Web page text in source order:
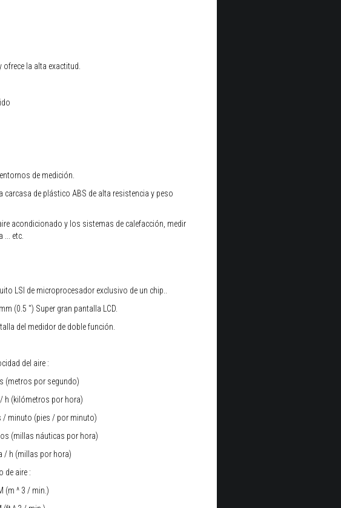
la alta exactitud.
de medición.
de plástico ABS de alta resistencia y peso
acondicionado y los sistemas de calefacción, medir
... etc.
LSI de microprocesador exclusivo de un chip..
(0.5 ") Super gran pantalla LCD.
del medidor de doble función.
del aire :
(metros por segundo)
h (kilómetros por hora)
/ minuto (pies / por minuto)
(millas náuticas por hora)
/ h (millas por hora)
de aire :
(m ^ 3 / min.)